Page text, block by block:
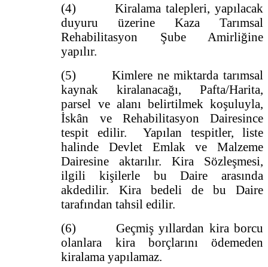
(4) Kiralama talepleri, yapılacak
duyuru üzerine Kaza Tarımsal
Rehabilitasyon Şube Amirliğine
yapılır.
(5) Kimlere ne miktarda tarımsal
kaynak kiralanacağı, Pafta/Harita,
parsel ve alanı belirtilmek koşuluyla,
İskân ve Rehabilitasyon Dairesince
tespit edilir. Yapılan tespitler, liste
halinde Devlet Emlak ve Malzeme
Dairesine aktarılır. Kira Sözleşmesi,
ilgili kişilerle bu Daire arasında
akdedilir. Kira bedeli de bu Daire
tarafından tahsil edilir.
(6) Geçmiş yıllardan kira borcu
olanlara kira borçlarını ödemeden
kiralama yapılamaz.